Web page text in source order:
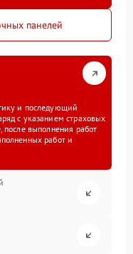
панелей
и последующий
с указанием страховых
после выполнения работ
работ и